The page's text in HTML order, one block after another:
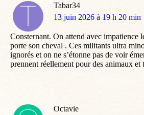
Tabar34
dit
13 juin 2026 à 19 h 20 min
Consternant. On attend avec impatience
porte son cheval . Ces militants ultra
ignorés et on ne s’étonne pas de voir
prennent réellement pour des animaux et
Octavie